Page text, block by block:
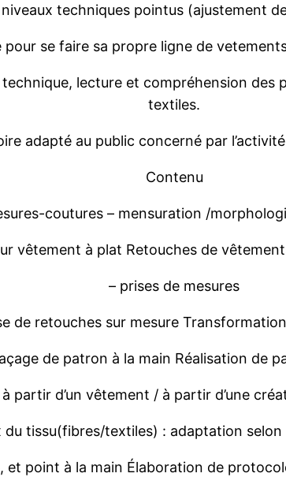
niveaux techniques pointus (ajustement
pour se faire sa propre ligne de
lecture et compréhension des
textiles.
adaptéau public concernépar l’activité
Contenu
coutures – mensuration /
vêtement à plat Retouches de
– prises de mesures
de retouches sur mesure
de patron à la main Réalisation de
partird’un vêtement / à partir d’une
du tissu(fibres/textiles) : adaptation selon
, et point à la main Élaboration de